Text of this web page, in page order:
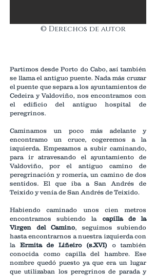
© Derechos de autor
Partimos desde Porto do Cabo, así también
se llama el antiguo puente. Nada más cruzar
el puente que separa a los ayuntamientos de
Cedeira y Valdoviño, nos encontramos con
el edificio del antiguo hospital de
peregrinos.
Caminamos un poco más adelante y
encontramo un cruce, cogeremos a la
izquierda. Empezamos a subir caminando,
para ir atravesando el ayuntamiento de
Valdoviño, por el antiguo camino de
peregrinación y romería, un camino de dos
sentidos. El que iba a San Andrés de
Teixido y venía de San Andrés de Teixido.
Habiendo caminado unos cien metros
encontramos subiendo la capilla de la
Virgen del Camino, seguimos subiendo
hasta encontrarnos a nuestra izquierda con
la Ermita de Liñeiro (s.XVI) o también
conocida como capilla del hambre. Ese
nombre quedó puesto ya que era un lugar
que utilizaban los peregrinos de parada y